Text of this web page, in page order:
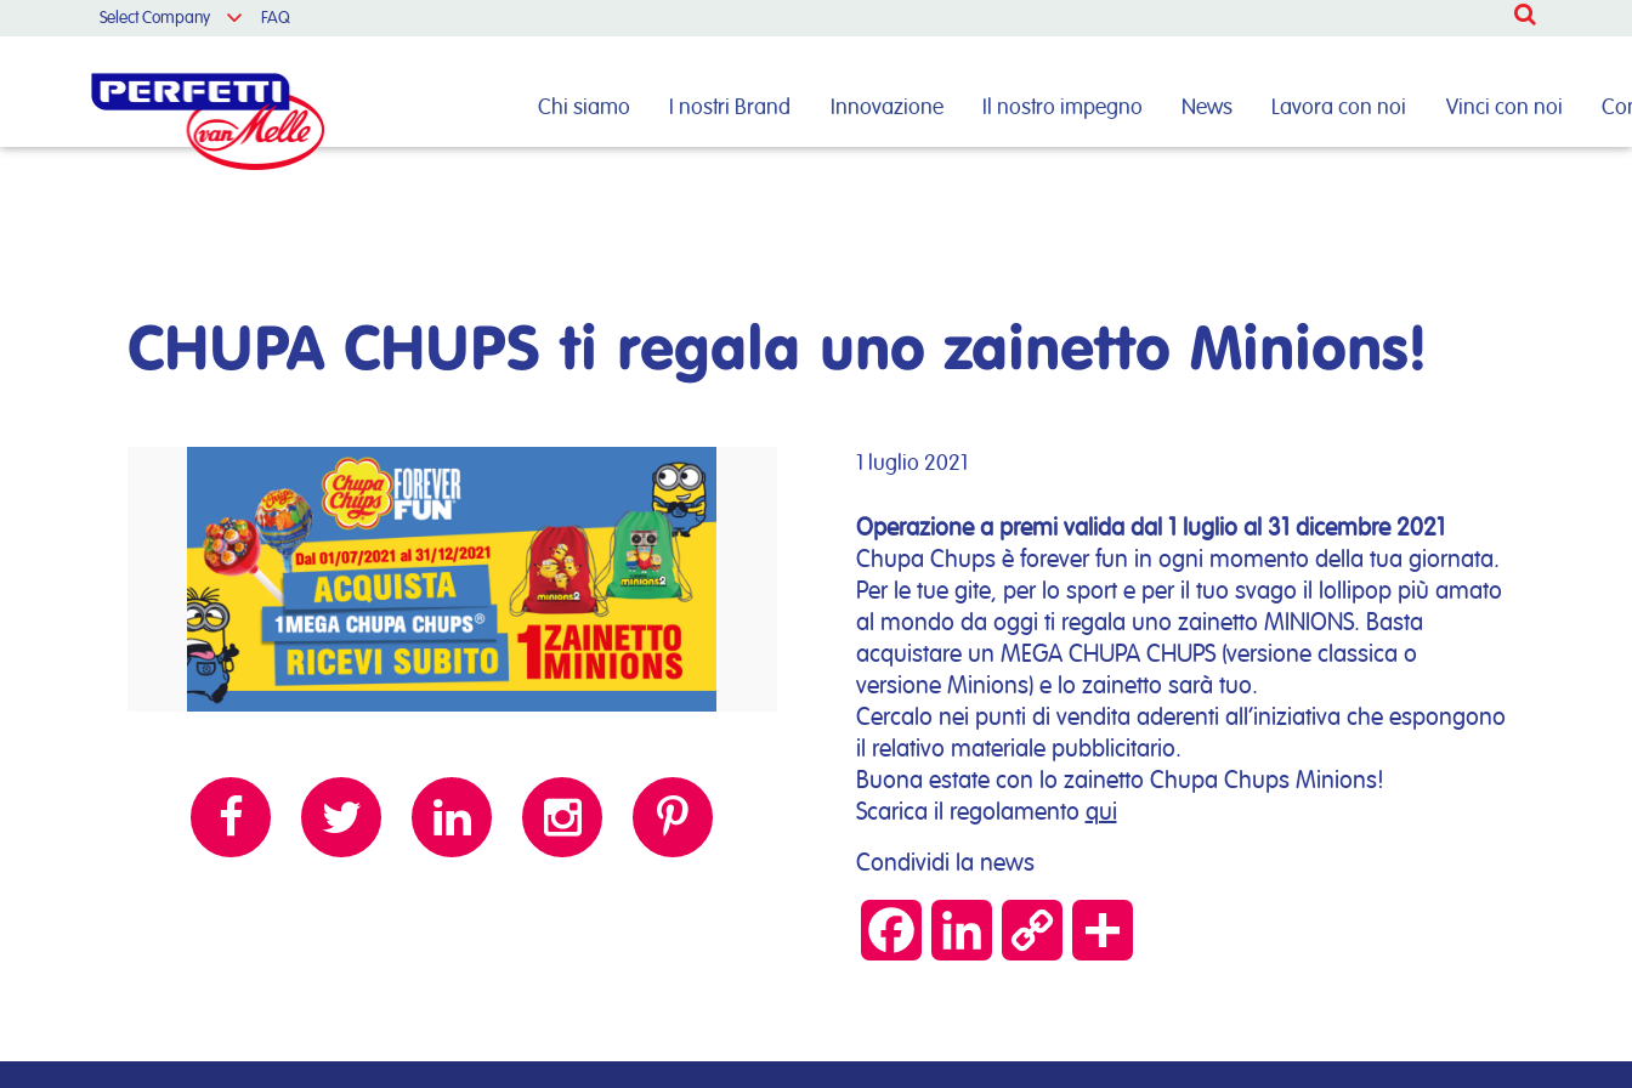
Select Company FAQ
Chi siamo I nostri Brand Innovazione Il nostro impegno News Lavora con noi Vinci con noi
Cerca nel sito
CHUPA CHUPS ti regala uno zainetto Minions!
1 luglio 2021
Operazione a premi valida dal 1 luglio al 31 dicembre 2021
Chupa Chups è forever fun in ogni momento della tua giornata.
Per le tue gite, per lo sport e per il tuo svago il lollipop più amato
al mondo da oggi ti regala uno zainetto MINIONS. Basta
acquistare un MEGA CHUPA CHUPS (versione classica o
versione Minions) e lo zainetto sarà tuo.
Cercalo nei punti di vendita aderenti all’iniziativa che espongono
il relativo materiale pubblicitario.
Buona estate con lo zainetto Chupa Chups Minions!
Scarica il regolamento qui
Condividi la news
Facebook LinkedIn Copy